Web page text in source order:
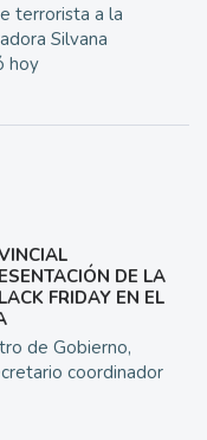
terrorista a la
Silvana
hoy
DE LA
FRIDAY EN EL
de Gobierno,
coordinador